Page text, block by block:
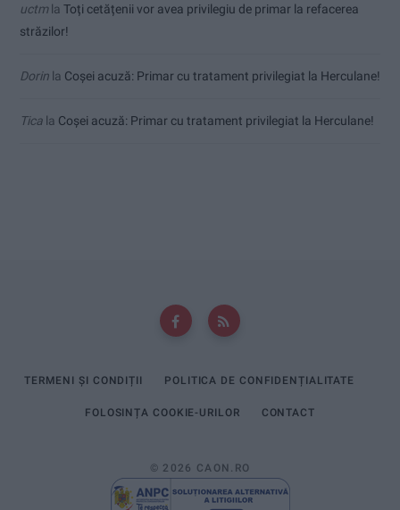
uctmla Toți cetățenii vor avea privilegiu de primar la refacerea
străzilor!
Dorin la Coșei acuză: Primar cu tratament privilegiat la Herculane!
Tica la Coșei acuză: Primar cu tratament privilegiat la Herculane!
TERMENI ȘI CONDIȚII POLITICA DE CONFIDENȚIALITATE
FOLOSINȚA COOKIE-URILOR CONTACT
© 2026 CAON.RO